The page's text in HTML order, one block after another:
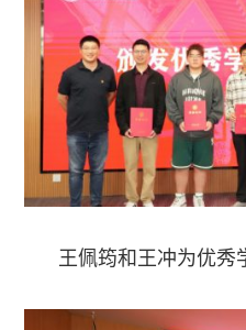
王佩筠和王冲为优秀